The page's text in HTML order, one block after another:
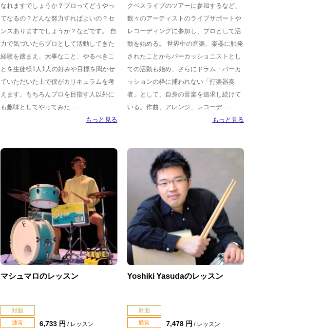
なれますでしょうか？プロってどうやっ
てなるの？どんな努力すればよいの？セ
ンスありますでしょうか？などです。 自
力で気づいたらプロとして活動してきた
経験を踏まえ、大事なこと、やるべきこ
とを生徒様1人1人の好みや目標を聞かせ
ていただいた上で僕がカリキュラムを考
えます。もちろんプロを目指す人以外に
も趣味としてやってみた ...
もっと見る
クベスライブのツアーに参加するなど、
数々のアーティストのライブサポートや
レコーディングに参加し、プロとして活
動を始める。 世界中の音楽、楽器に触発
されたことからパーカッショニストとし
ての活動も始め、さらにドラム・パーカ
ッションの枠に捕われない「打楽器奏
者」として、自身の音楽を追求し続けて
いる。作曲、アレンジ、レコーデ ...
もっと見る
マシュマロのレッスン
対面
通常
6,733 円 / レッスン
Yoshiki Yasudaのレッスン
対面
通常
7,478 円 / レッスン